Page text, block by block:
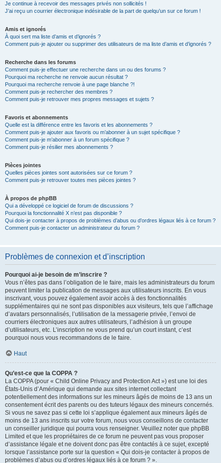
Je continue à recevoir des messages privés non sollicités !
J’ai reçu un courrier électronique indésirable de la part de quelqu’un sur ce forum !
Amis et ignorés
À quoi sert ma liste d’amis et d’ignorés ?
Comment puis-je ajouter ou supprimer des utilisateurs de ma liste d’amis et d’ignorés ?
Recherche dans les forums
Comment puis-je effectuer une recherche dans un ou des forums ?
Pourquoi ma recherche ne renvoie aucun résultat ?
Pourquoi ma recherche renvoie à une page blanche ?!
Comment puis-je rechercher des membres ?
Comment puis-je retrouver mes propres messages et sujets ?
Favoris et abonnements
Quelle est la différence entre les favoris et les abonnements ?
Comment puis-je ajouter aux favoris ou m’abonner à un sujet spécifique ?
Comment puis-je m’abonner à un forum spécifique ?
Comment puis-je résilier mes abonnements ?
Pièces jointes
Quelles pièces jointes sont autorisées sur ce forum ?
Comment puis-je retrouver toutes mes pièces jointes ?
À propos de phpBB
Qui a développé ce logiciel de forum de discussions ?
Pourquoi la fonctionnalité X n’est pas disponible ?
Qui dois-je contacter à propos de problèmes d’abus ou d’ordres légaux liés à ce forum ?
Comment puis-je contacter un administrateur du forum ?
Problèmes de connexion et d’inscription
Pourquoi ai-je besoin de m’inscrire ?
Vous n’êtes pas dans l’obligation de le faire, mais les administrateurs du forum
peuvent limiter la publication de messages aux utilisateurs inscrits. En vous
inscrivant, vous pouvez également avoir accès à des fonctionnalités
supplémentaires qui ne sont pas disponibles aux visiteurs, tels que l’affichage
d’avatars personnalisés, l’utilisation de la messagerie privée, l’envoi de
courriers électroniques aux autres utilisateurs, l’adhésion à un groupe
d’utilisateurs, etc. L’inscription ne vous prend qu’un court instant, c’est
pourquoi nous vous recommandons de le faire.
Haut
Qu’est-ce que la COPPA ?
La COPPA (pour « Child Online Privacy and Protection Act ») est une loi des
États-Unis d’Amérique qui demande aux sites internet collectant
potentiellement des informations sur les mineurs âgés de moins de 13 ans un
consentement écrit des parents ou des tuteurs légaux des mineurs concernés.
Si vous ne savez pas si cette loi s’applique également aux mineurs âgés de
moins de 13 ans inscrits sur votre forum, nous vous conseillons de contacter
un conseiller juridique qui pourra vous renseigner. Veuillez noter que phpBB
Limited et que les propriétaires de ce forum ne peuvent pas vous proposer
d’assistance légale et ne doivent donc pas être contactés à ce sujet, excepté
lorsque l’assistance porte sur la question « Qui dois-je contacter à propos de
problèmes d’abus ou d’ordres légaux liés à ce forum ? ».